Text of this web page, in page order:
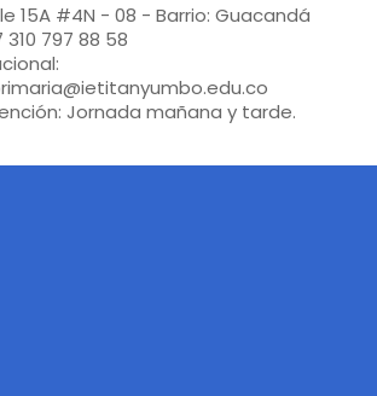
15A #4N - 08 - Barrio: Guacandá
797 88 58
Jornada mañana y tarde.